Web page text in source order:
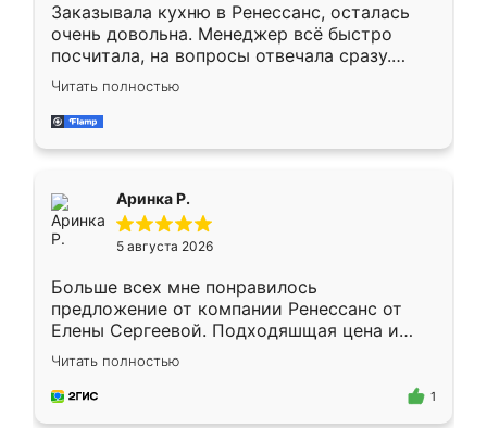
Заказывала кухню в Ренессанс, осталась
очень довольна. Менеджер всё быстро
посчитала, на вопросы отвечала сразу.
Замерщик приехал в субботу, подошёл к
делу со всей ответственностью. Собрали
за день, ребята работали аккуратно, даже
Читать полностью
Аринка Р.
5 августа 2026
Больше всех мне понравилось
предложение от компании Ренессанс от
Елены Сергеевой. Подходяшщая цена и
короткие сроки изготовления. Приехавший
для замера сотрудник Владислав
предложил по моему эскизу самый
Читать полностью
1